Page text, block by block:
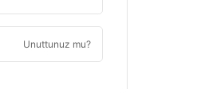
Unuttunuz mu?